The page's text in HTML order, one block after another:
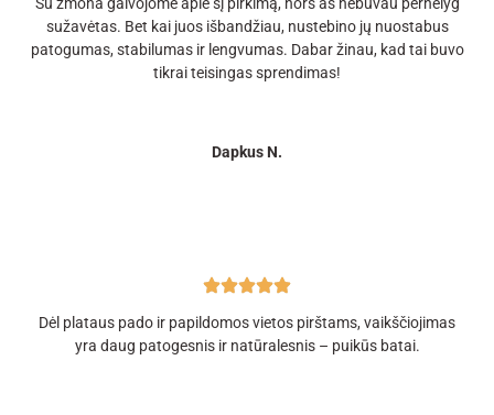
Su žmona galvojome apie šį pirkimą, nors aš nebuvau pernelyg
sužavėtas. Bet kai juos išbandžiau, nustebino jų nuostabus
patogumas, stabilumas ir lengvumas. Dabar žinau, kad tai buvo
tikrai teisingas sprendimas!
Dapkus N.
Dėl plataus pado ir papildomos vietos pirštams, vaikščiojimas
yra daug patogesnis ir natūralesnis – puikūs batai.